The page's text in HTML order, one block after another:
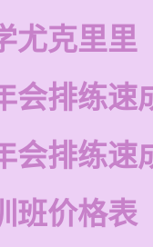
尤克里里
会排练速
会排练速
班价格表